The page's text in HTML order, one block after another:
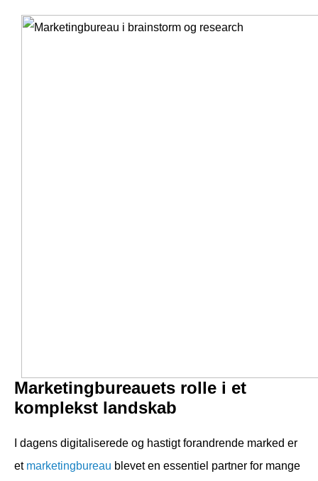
Marketingbureauets rolle i et
komplekst landskab
I dagens digitaliserede og hastigt forandrende marked er
et marketingbureau blevet en essentiel partner for mange